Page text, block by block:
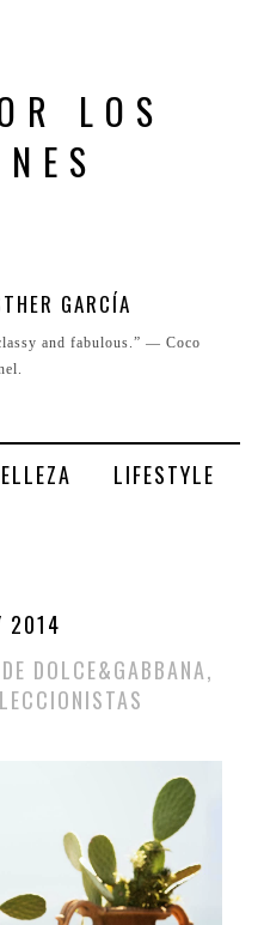
LOS
GARCÍA
and fabulous.” ― Coco
LIFESTYLE
2014
DOLCE&GABBANA,